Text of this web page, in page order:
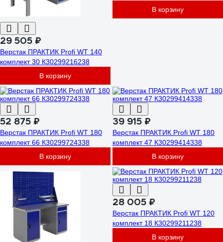
29 505 ₽
Верстак ПРАКТИК Profi WT 140
комплект 30 К30299216238
В корзину
В корзину
52 875 ₽
Верстак ПРАКТИК Profi WT 180
комплект 66 К30299724338
В корзину
39 915 ₽
Верстак ПРАКТИК Profi WT 180
комплект 47 К30299414338
В корзину
28 005 ₽
Верстак ПРАКТИК Profi WT 120
комплект 18 К30299211238
В корзину